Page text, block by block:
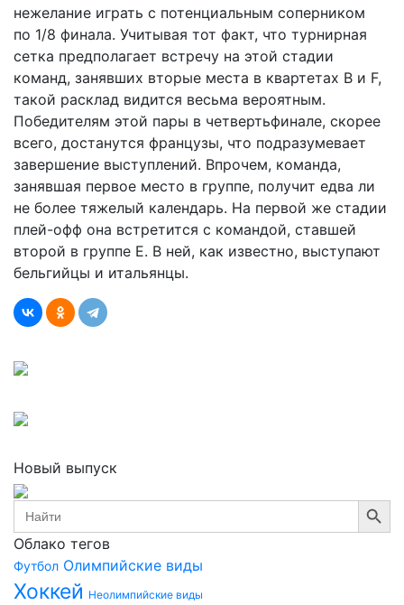
нежелание играть с потенциальным соперником
по 1/8 финала. Учитывая тот факт, что турнирная
сетка предполагает встречу на этой стадии
команд, занявших вторые места в квартетах B и F,
такой расклад видится весьма вероятным.
Победителям этой пары в четвертьфинале, скорее
всего, достанутся французы, что подразумевает
завершение выступлений. Впрочем, команда,
занявшая первое место в группе, получит едва ли
не более тяжелый календарь. На первой же стадии
плей-офф она встретится с командой, ставшей
второй в группе E. В ней, как известно, выступают
бельгийцы и итальянцы.
Новый выпуск
Search
for:
Search Button
Облако тегов
Футбол Олимпийские виды
Хоккей Неолимпийские виды